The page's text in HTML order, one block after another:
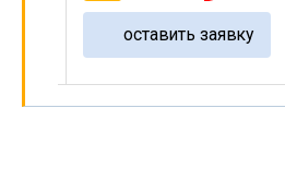
оставить заявку